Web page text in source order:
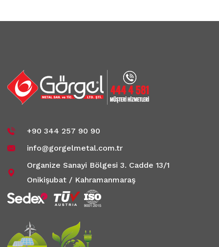
+90 344 257 90 90
info@gorgelmetal.com.tr
Organize Sanayi Bölgesi 3. Cadde 13/1
Onikişubat / Kahramanmaraş